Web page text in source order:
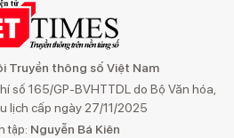
Truyền thông số Việt Nam
số 165/GP-BVHTTDL do Bộ Văn hóa,
lịch cấp ngày 27/11/2025
tập: Nguyễn Bá Kiên